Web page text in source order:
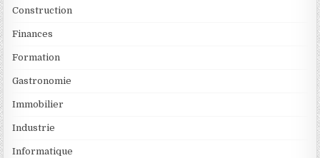
Construction
Finances
Formation
Gastronomie
Immobilier
Industrie
Informatique